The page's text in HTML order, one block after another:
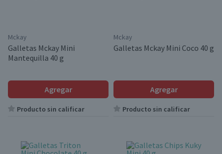
Mckay
Galletas Mckay Mini
Mantequilla 40 g
Agregar
Producto sin calificar
Mckay
Galletas Mckay Mini Coco 40 g
Agregar
Producto sin calificar